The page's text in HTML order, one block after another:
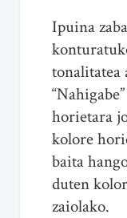
Ipuina
tonalitatea
horietara
kolore
baita
duten
zaiolako.